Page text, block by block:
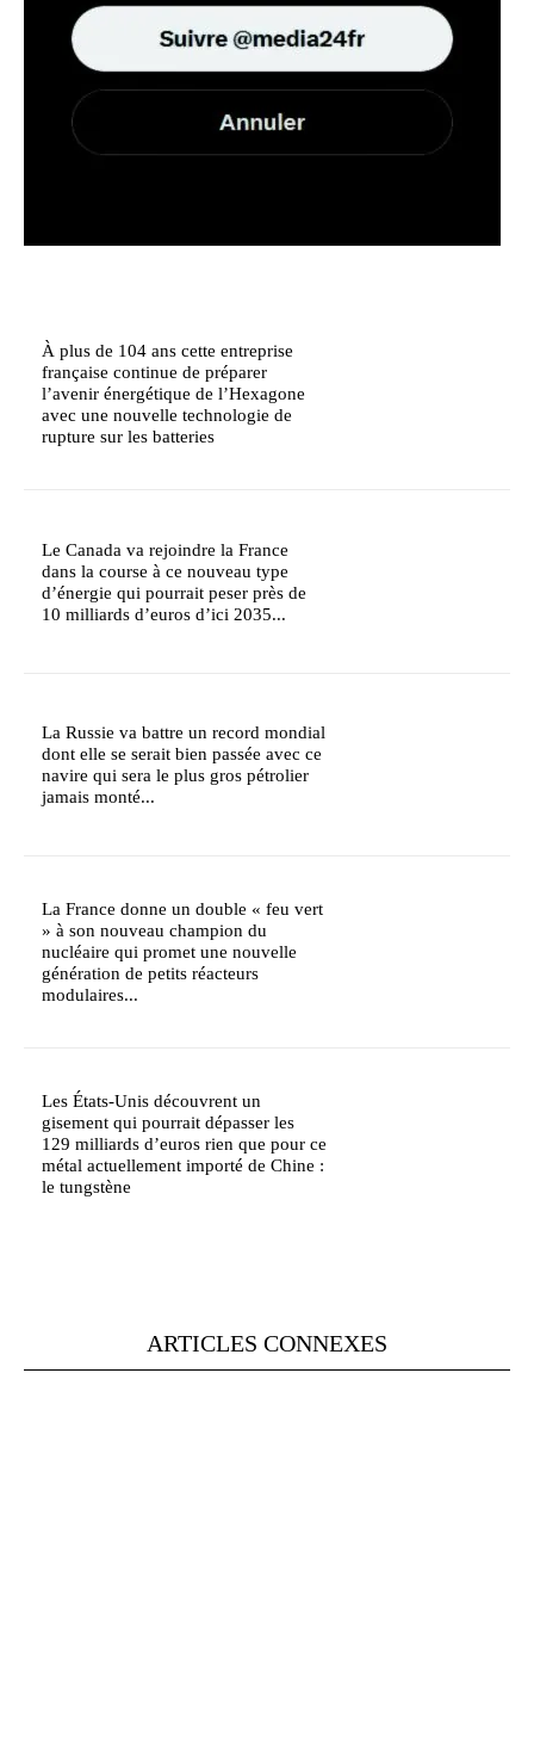
À plus de 104 ans cette entreprise
française continue de préparer
l’avenir énergétique de l’Hexagone
avec une nouvelle technologie de
rupture sur les batteries
Le Canada va rejoindre la France
dans la course à ce nouveau type
d’énergie qui pourrait peser près de
10 milliards d’euros d’ici 2035...
La Russie va battre un record mondial
dont elle se serait bien passée avec ce
navire qui sera le plus gros pétrolier
jamais monté...
La France donne un double « feu vert
» à son nouveau champion du
nucléaire qui promet une nouvelle
génération de petits réacteurs
modulaires...
Les États-Unis découvrent un
gisement qui pourrait dépasser les
129 milliards d’euros rien que pour ce
métal actuellement importé de Chine :
le tungstène
ARTICLES CONNEXES